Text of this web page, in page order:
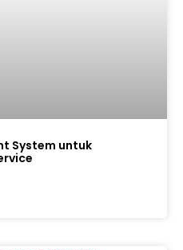
System untuk